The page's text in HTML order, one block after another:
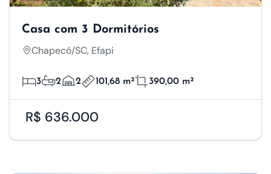
Casa com 3 Dormitórios
Chapecó/SC, Efapi
3 2 2 101,68 m² 390,00 m²
R$ 636.000